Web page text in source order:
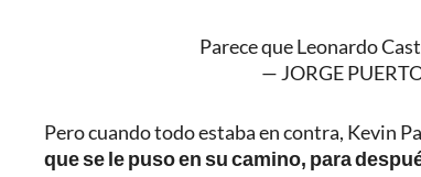
Parece que Leonardo
— JORGE
Pero cuando todo estaba en contra, Kevin
que se le puso en su camino, para